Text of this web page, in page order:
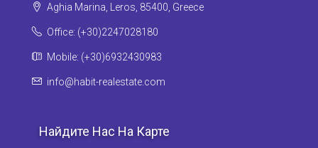
Aghia Marina, Leros, 85400, Greece
Office: (+30)2247028180
Mobile: (+30)6932430983
info@habit-realestate.com
Найдите Нас На Карте